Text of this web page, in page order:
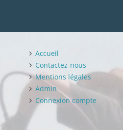
Accueil
Contactez-nous
Mentions légales
Admin
Connexion compte